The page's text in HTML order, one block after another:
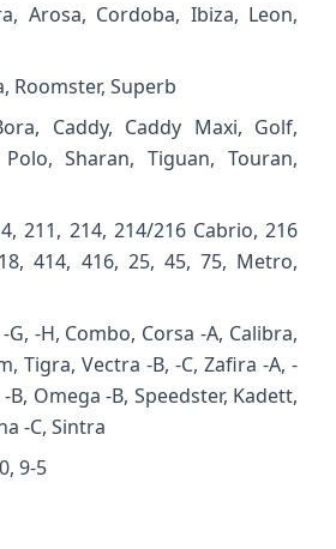
Arosa, Cordoba, Ibiza, Leon,
Roomster, Superb
Caddy, Caddy Maxi, Golf,
Polo, Sharan, Tiguan, Touran,
211, 214, 214/216 Cabrio, 216
414, 416, 25, 45, 75, Metro,
G, -H, Combo, Corsa -A, Calibra,
Tigra, Vectra -B, -C, Zafira -A, -
B, Omega -B, Speedster, Kadett,
-C, Sintra
9-5